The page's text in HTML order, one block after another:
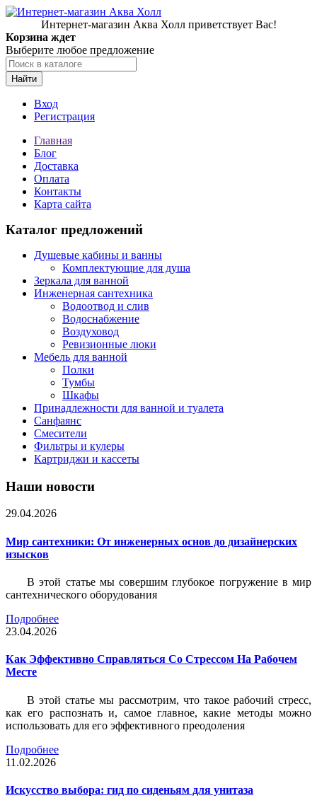
Интернет-магазин Аква Холл приветствует Вас!
Корзина ждет
Выберите любое предложение
Найти
Вход
Регистрация
Главная
Блог
Доставка
Оплата
Контакты
Карта сайта
Каталог предложений
Душевые кабины и ванны
Комплектующие для душа
Зеркала для ванной
Инженерная сантехника
Водоотвод и слив
Водоснабжение
Воздуховод
Ревизионные люки
Мебель для ванной
Полки
Тумбы
Шкафы
Принадлежности для ванной и туалета
Санфаянс
Смесители
Фильтры и кулеры
Картриджи и кассеты
Наши новости
29.04.2026
Мир сантехники: От инженерных основ до дизайнерских
изысков
В этой статье мы совершим глубокое погружение в мир
сантехнического оборудования
Подробнее
23.04.2026
Как Эффективно Справляться Со Стрессом На Рабочем
Месте
В этой статье мы рассмотрим, что такое рабочий стресс,
как его распознать и, самое главное, какие методы можно
использовать для его эффективного преодоления
Подробнее
11.02.2026
Искусство выбора: гид по сиденьям для унитаза